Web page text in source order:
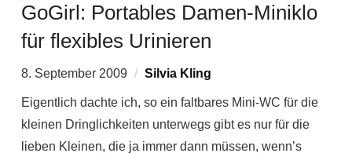
GoGirl: Portables Damen-Miniklo
für flexibles Urinieren
8. September 2009 Silvia Kling
Eigentlich dachte ich, so ein faltbares Mini-WC für die
kleinen Dringlichkeiten unterwegs gibt es nur für die
lieben Kleinen, die ja immer dann müssen, wenn’s